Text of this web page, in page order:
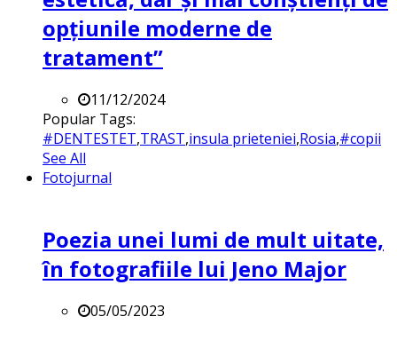
opțiunile moderne de
tratament”
11/12/2024
Popular Tags:
#DENTESTET,TRAST,insula prieteniei,Rosia,#copii
See All
Fotojurnal
Poezia unei lumi de mult uitate,
în fotografiile lui Jeno Major
05/05/2023